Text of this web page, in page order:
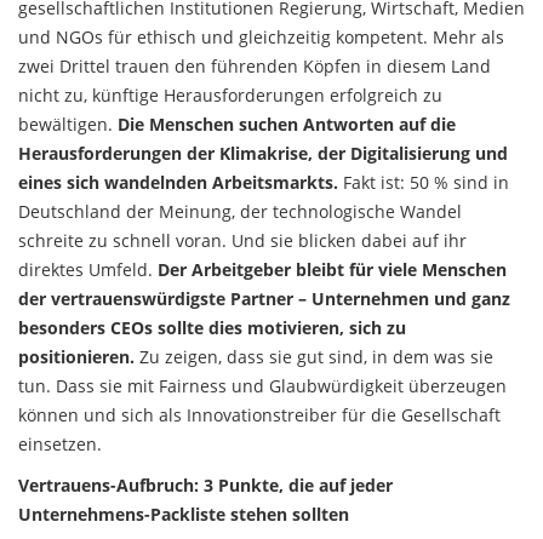
gesellschaftlichen Institutionen Regierung, Wirtschaft, Medien
und NGOs für ethisch und gleichzeitig kompetent. Mehr als
zwei Drittel trauen den führenden Köpfen in diesem Land
nicht zu, künftige Herausforderungen erfolgreich zu
bewältigen. Die Menschen suchen Antworten auf die
Herausforderungen der Klimakrise, der Digitalisierung und
eines sich wandelnden Arbeitsmarkts. Fakt ist: 50 % sind in
Deutschland der Meinung, der technologische Wandel
schreite zu schnell voran. Und sie blicken dabei auf ihr
direktes Umfeld. Der Arbeitgeber bleibt für viele Menschen
der vertrauenswürdigste Partner – Unternehmen und ganz
besonders CEOs sollte dies motivieren, sich zu
positionieren. Zu zeigen, dass sie gut sind, in dem was sie
tun. Dass sie mit Fairness und Glaubwürdigkeit überzeugen
können und sich als Innovationstreiber für die Gesellschaft
einsetzen.
Vertrauens-Aufbruch: 3 Punkte, die auf jeder
Unternehmens-Packliste stehen sollten